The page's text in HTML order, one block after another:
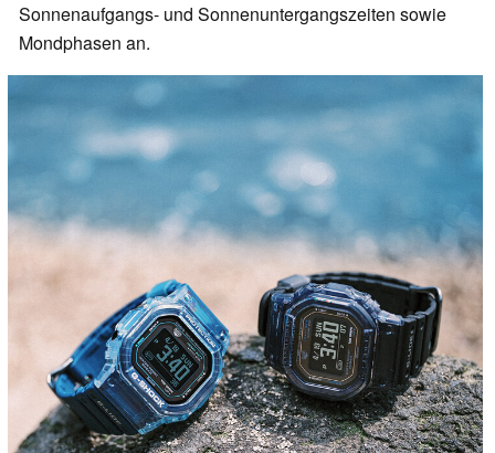
Sonnenaufgangs- und Sonnenuntergangszeiten sowie
Mondphasen an.